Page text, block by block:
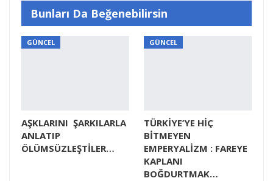
Bunları Da Beğenebilirsin
GÜNCEL
AŞKLARINI ŞARKILARLA
ANLATIP
ÖLÜMSÜZLEŞTİLER…
GÜNCEL
TÜRKİYE’YE HİÇ
BİTMEYEN
EMPERYALİZM : FAREYE
KAPLANI
BOĞDURTMAK…